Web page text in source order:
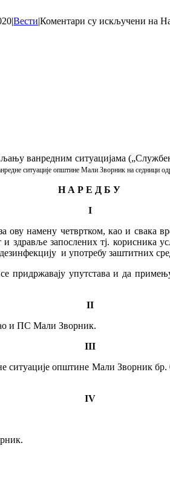
|Вести|Коментари су искључени на
ванредним ситуацијама
ситуације општине Мали Зворник на седници
Н А Р Е Д Б У
I
ову намену четвртком, као и свака
здравље запослених тј. корисника
и употребу заштитних
упутстава и да
II
и ПС Мали Зворник.
III
општине Мали Зворник
IV